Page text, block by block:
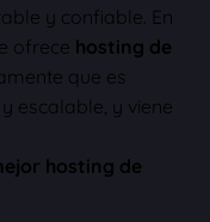
y confiable. En
ofrece hosting de
que es
escalable, y viene
hosting de